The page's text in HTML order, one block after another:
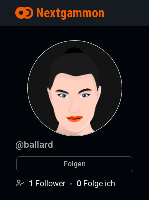
Nextgammon
@ballard
Folgen
1 Follower 0 Folge ich